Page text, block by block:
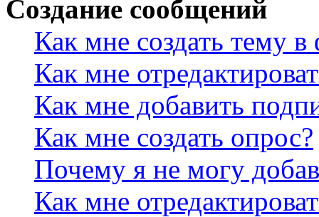
Создание сообщений
Как мне создать тему
Как мне
Как мне добавить
Как мне создать опрос?
Почему я не могу
Как мне